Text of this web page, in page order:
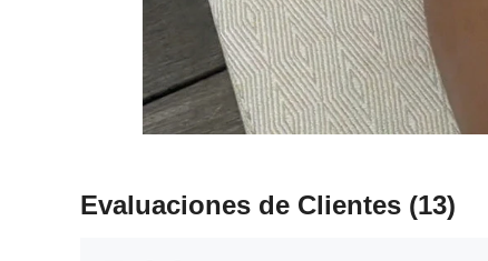
Evaluaciones de Clientes (13)